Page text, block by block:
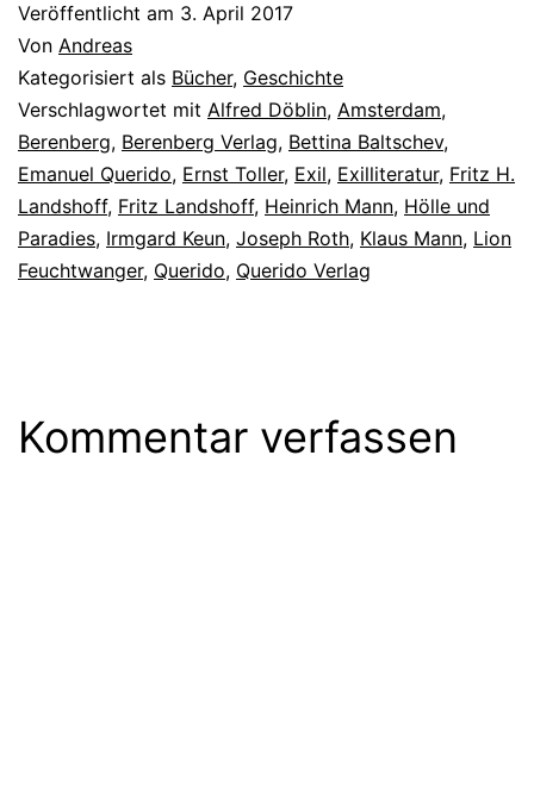
Veröffentlicht am 3. April 2017
Von Andreas
Kategorisiert als Bücher, Geschichte
Verschlagwortet mit Alfred Döblin, Amsterdam,
Berenberg, Berenberg Verlag, Bettina Baltschev,
Emanuel Querido, Ernst Toller, Exil, Exilliteratur, Fritz H.
Landshoff, Fritz Landshoff, Heinrich Mann, Hölle und
Paradies, Irmgard Keun, Joseph Roth, Klaus Mann, Lion
Feuchtwanger, Querido, Querido Verlag
Kommentar verfassen